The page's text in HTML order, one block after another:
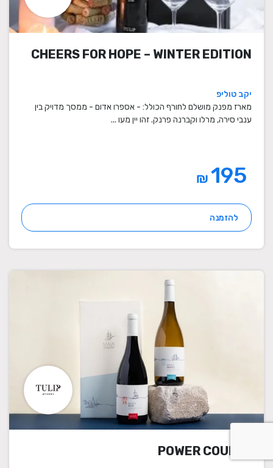
CHEERS FOR HOPE – WINTER EDITION
יקב טוליפ
מארז מפנק מושלם לחורף הכולל: - אספרו אדום - ממסך מדויק בין
ענבי סירה, מרלו וקברנה פרנק. זהו יין מעו ...
₪
להזמנה
POWER COUPLE